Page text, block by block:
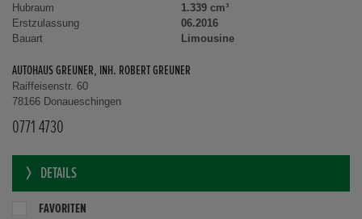
Hubraum
1.339 cm³
Erstzulassung
06.2016
Bauart
Limousine
AUTOHAUS GREUNER, INH. ROBERT GREUNER
Raiffeisenstr. 60
78166 Donaueschingen
0771 4730
DETAILS
FAVORITEN